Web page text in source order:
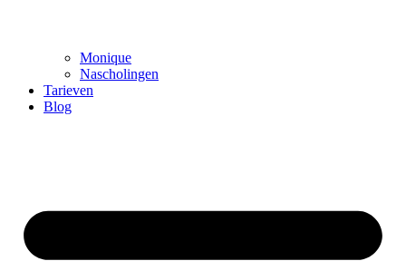
Monique
Nascholingen
Tarieven
Blog